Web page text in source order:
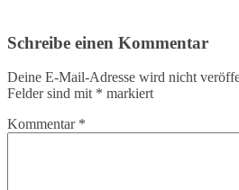
Schreibe einen Kommentar
Deine E-Mail-Adresse wird nicht
Felder sind mit * markiert
Kommentar *